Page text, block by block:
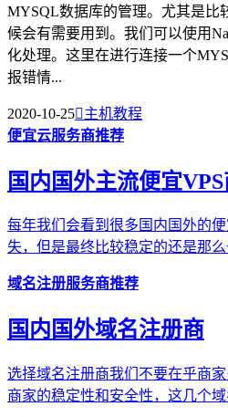
MYSQL数据库的管理。尤其是比
候会有需要用到。我们可以使用
化处理。这里在进行连接一个
报错情...
2020-10-25主机教程
便宜云服务商推荐
国内国外主流便宜
每年我们会看到很多国内国外的
失，但是最终比较稳定的还是那
域名注册服务商推荐
国内国外域名注册商
选择域名注册商我们不要在乎商
商家的稳定性和安全性，这几个